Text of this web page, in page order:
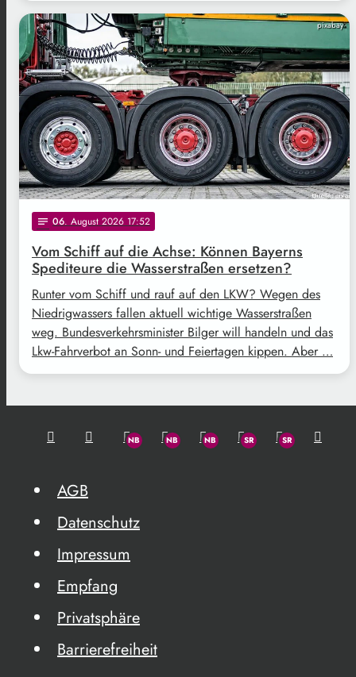
pixabay
notes 06. August 2026 17:52
Vom Schiff auf die Achse: Können Bayerns
Spediteure die Wasserstraßen ersetzen?
Runter vom Schiff und rauf auf den LKW? Wegen des
Niedrigwassers fallen aktuell wichtige Wasserstraßen
weg. Bundesverkehrsminister Bilger will handeln und das
Lkw-Fahrverbot an Sonn- und Feiertagen kippen. Aber …
AGB
Datenschutz
Impressum
Empfang
Privatsphäre
Barrierefreiheit